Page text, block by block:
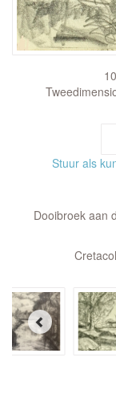
Stuur als
Dooibroek aan